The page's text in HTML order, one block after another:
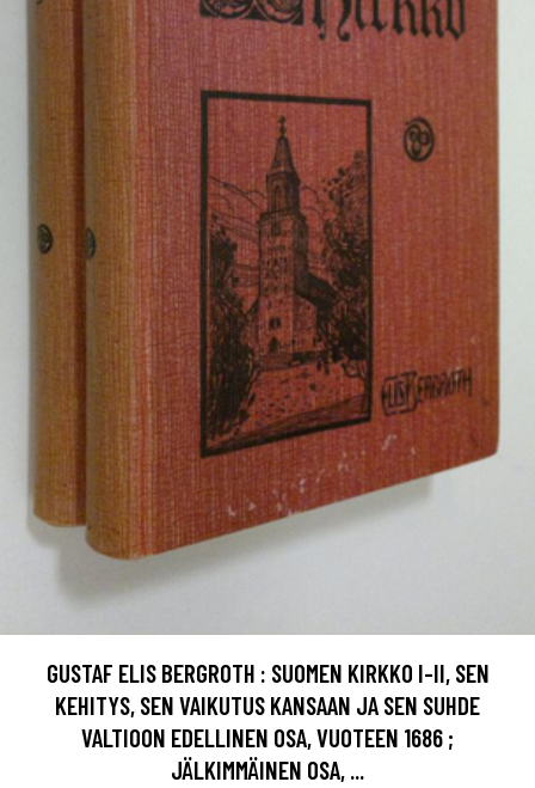
GUSTAF ELIS BERGROTH : SUOMEN KIRKKO I-II, SEN
KEHITYS, SEN VAIKUTUS KANSAAN JA SEN SUHDE
VALTIOON EDELLINEN OSA, VUOTEEN 1686 ;
JÄLKIMMÄINEN OSA, ...